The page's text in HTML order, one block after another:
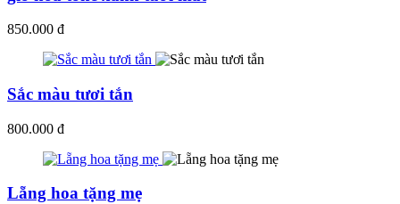
850.000 đ
Sắc màu tươi tắn
800.000 đ
Lẵng hoa tặng mẹ